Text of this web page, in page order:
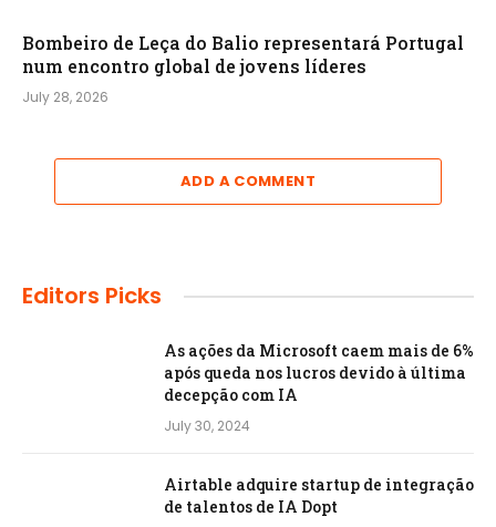
Bombeiro de Leça do Balio representará Portugal
num encontro global de jovens líderes
July 28, 2026
ADD A COMMENT
Editors Picks
As ações da Microsoft caem mais de 6%
após queda nos lucros devido à última
decepção com IA
July 30, 2024
Airtable adquire startup de integração
de talentos de IA Dopt